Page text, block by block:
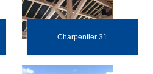
Charpentier 31